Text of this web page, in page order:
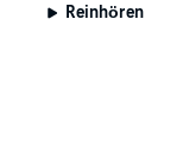
Reinhören